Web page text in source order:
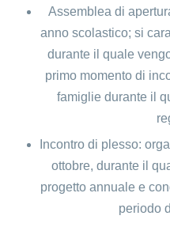
Assemblea di
anno scolastico; si
durante il quale
primo momento di
famiglie durante il
Incontro di plesso:
ottobre, durante il
progetto annuale e
periodo